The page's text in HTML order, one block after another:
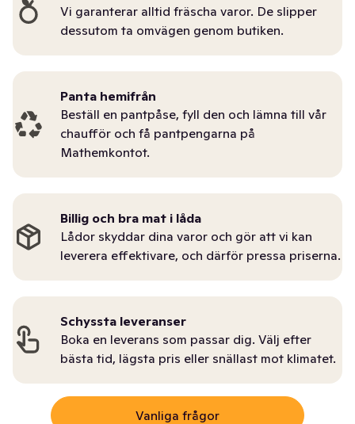
Vi garanterar alltid fräscha varor. De slipper
dessutom ta omvägen genom butiken.
Panta hemifrån
Beställ en pantpåse, fyll den och lämna till vår
chaufför och få pantpengarna på
Mathemkontot.
Billig och bra mat i låda
Lådor skyddar dina varor och gör att vi kan
leverera effektivare, och därför pressa priserna.
Schyssta leveranser
Boka en leverans som passar dig. Välj efter
bästa tid, lägsta pris eller snällast mot klimatet.
Vanliga frågor